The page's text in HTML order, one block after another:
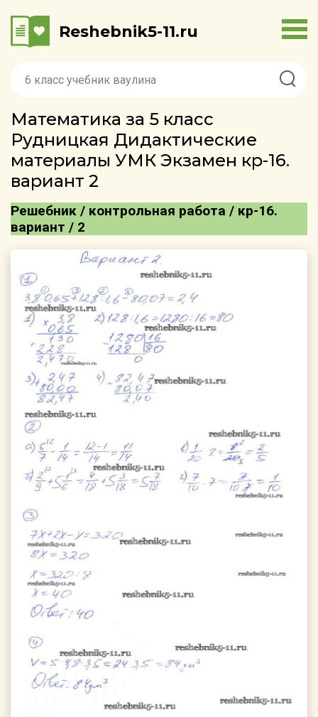
Reshebnik5-11.ru
Математика за 5 класс
Рудницкая Дидактические
материалы УМК Экзамен кр-16.
вариант 2
Решебник / контрольная работа / кр-16.
вариант / 2